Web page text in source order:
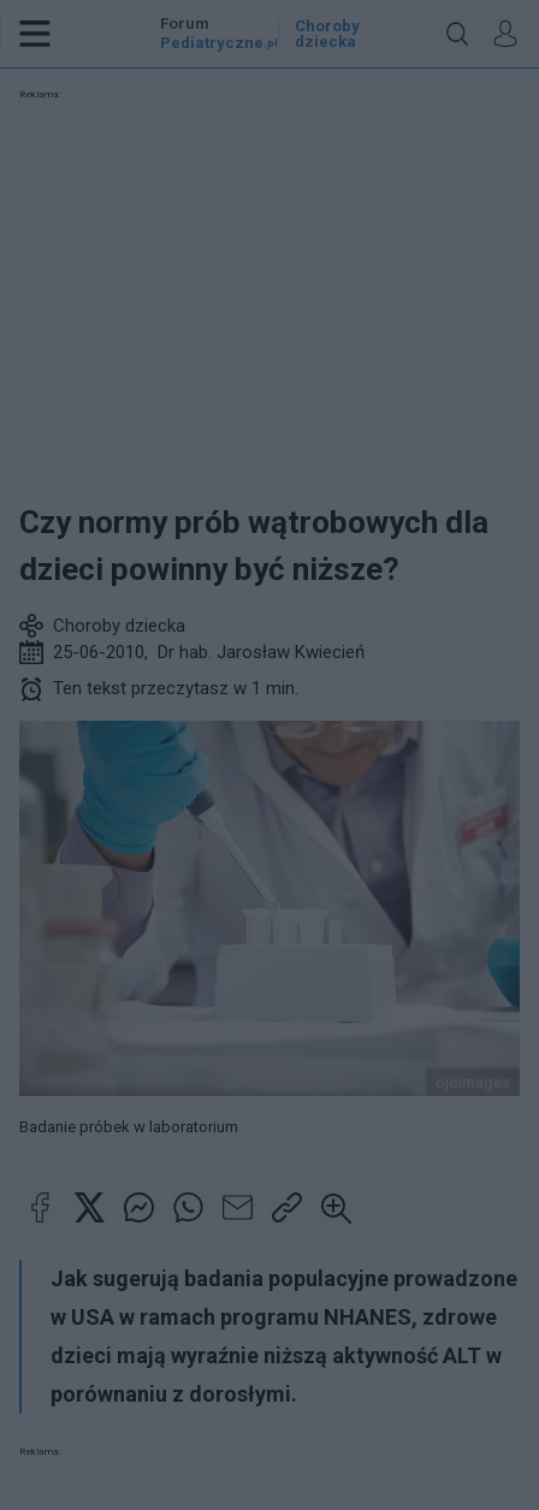
Forum
Pediatryczne .pl
Choroby
dziecka
Reklama:
Czy normy prób wątrobowych dla
dzieci powinny być niższe?
Choroby dziecka
25-06-2010, Dr hab. Jarosław Kwiecień
Ten tekst przeczytasz w 1 min.
Badanie próbek w laboratorium
Jak sugerują badania populacyjne prowadzone
w USA w ramach programu NHANES, zdrowe
dzieci mają wyraźnie niższą aktywność ALT w
porównaniu z dorosłymi.
Reklama: